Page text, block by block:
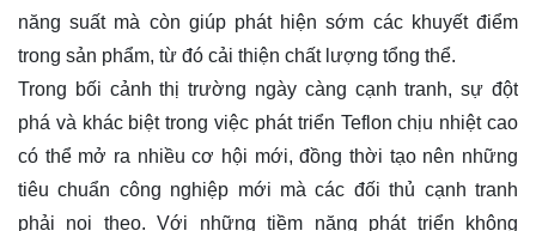
năng suất mà còn giúp phát hiện sớm các khuyết điểm
trong sản phẩm, từ đó cải thiện chất lượng tổng thể.
Trong bối cảnh thị trường ngày càng cạnh tranh, sự đột
phá và khác biệt trong việc phát triển Teflon chịu nhiệt cao
có thể mở ra nhiều cơ hội mới, đồng thời tạo nên những
tiêu chuẩn công nghiệp mới mà các đối thủ cạnh tranh
phải noi theo. Với những tiềm năng phát triển không